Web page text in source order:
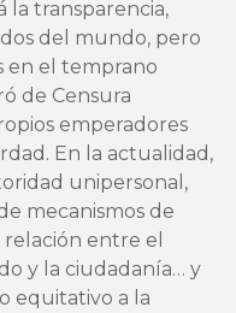
la transparencia,
del mundo, pero
en el temprano
de Censura
emperadores
En la actualidad,
unipersonal,
mecanismos de
entre el
y la ciudadanía… y
equitativo a la